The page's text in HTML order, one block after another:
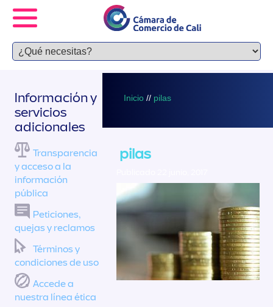
Inicio // pilas
pilas
Información y
servicios
adicionales
Transparencia
y acceso a la
información
pública
Peticiones,
quejas y reclamos
Términos y
condiciones de uso
Accede a
nuestra línea ética